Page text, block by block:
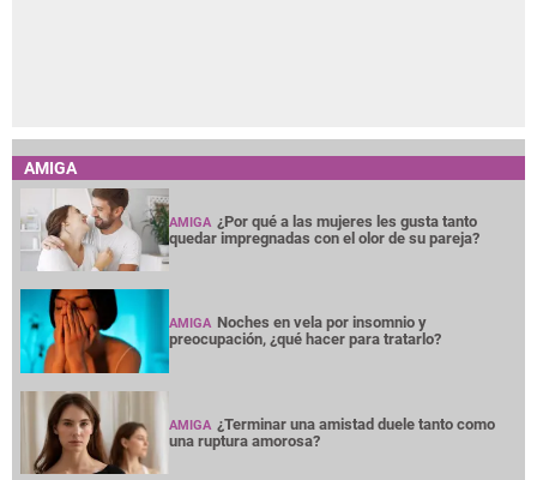
AMIGA
AMIGA ¿Por qué a las mujeres les gusta tanto
quedar impregnadas con el olor de su pareja?
AMIGA Noches en vela por insomnio y
preocupación, ¿qué hacer para tratarlo?
AMIGA ¿Terminar una amistad duele tanto como
una ruptura amorosa?